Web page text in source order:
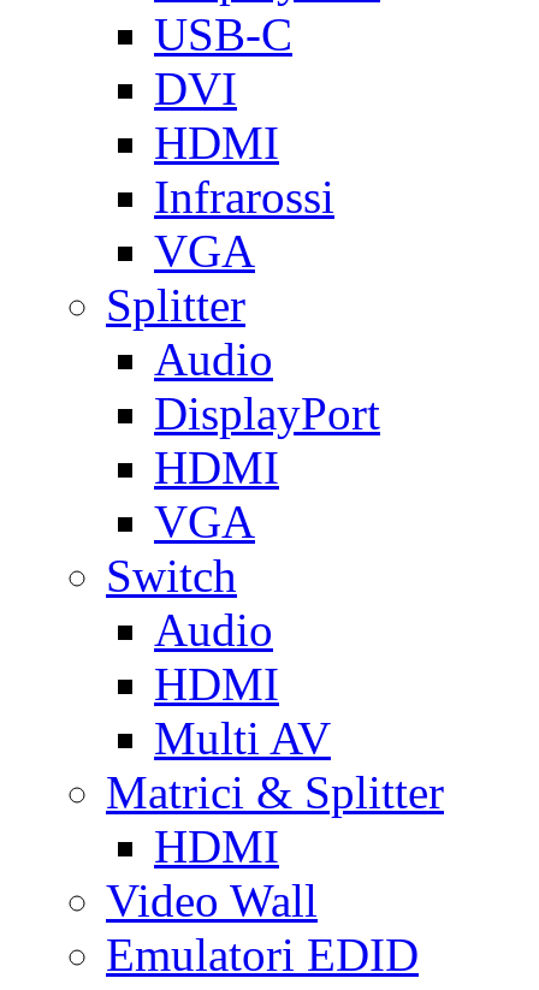
USB-C
DVI
HDMI
Infrarossi
VGA
Splitter
Audio
DisplayPort
HDMI
VGA
Switch
Audio
HDMI
Multi AV
Matrici & Splitter
HDMI
Video Wall
Emulatori EDID